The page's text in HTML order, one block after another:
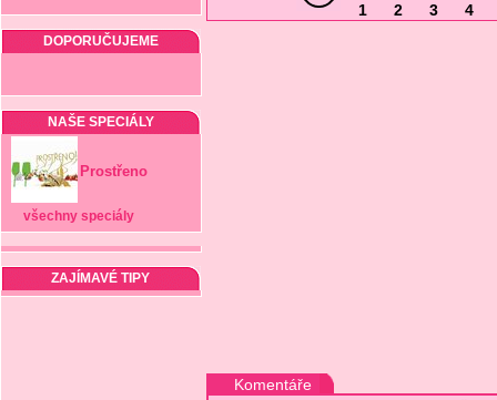
DOPORUČUJEME
NAŠE SPECIÁLY
Prostřeno
všechny speciály
ZAJÍMAVÉ TIPY
1 2 3 4
Komentáře